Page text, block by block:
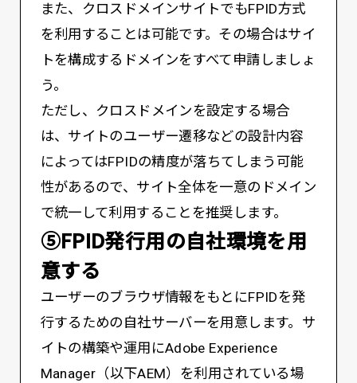
また、クロスドメインサイトでもFPID方式
を利用することは可能です。その場合はサイ
トを構成するドメインをすべて申請しましょ
う。
ただし、クロスドメインを設定する場合
は、サイトのユーザー遷移などの設計内容
によってはFPIDの精度が落ちてしまう可能
性があるので、サイト全体を一意のドメイン
で統一して利用することを推奨します。
⑤FPID発行用の自社環境を用
意する
ユーザーのブラウザ情報をもとにFPIDを発
行するための自社サーバーを用意します。サ
イトの構築や運用にAdobe Experience
Manager（以下AEM）を利用されている場